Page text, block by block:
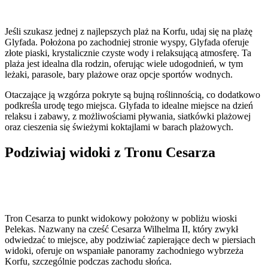
Jeśli szukasz jednej z najlepszych plaż na Korfu, udaj się na plażę
Glyfada. Położona po zachodniej stronie wyspy, Glyfada oferuje
złote piaski, krystalicznie czyste wody i relaksującą atmosferę. Ta
plaża jest idealna dla rodzin, oferując wiele udogodnień, w tym
leżaki, parasole, bary plażowe oraz opcje sportów wodnych.
Otaczające ją wzgórza pokryte są bujną roślinnością, co dodatkowo
podkreśla urodę tego miejsca. Glyfada to idealne miejsce na dzień
relaksu i zabawy, z możliwościami pływania, siatkówki plażowej
oraz cieszenia się świeżymi koktajlami w barach plażowych.
Podziwiaj widoki z Tronu Cesarza
Tron Cesarza to punkt widokowy położony w pobliżu wioski
Pelekas. Nazwany na cześć Cesarza Wilhelma II, który zwykł
odwiedzać to miejsce, aby podziwiać zapierające dech w piersiach
widoki, oferuje on wspaniałe panoramy zachodniego wybrzeża
Korfu, szczególnie podczas zachodu słońca.